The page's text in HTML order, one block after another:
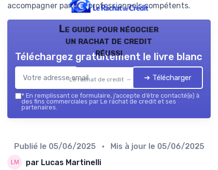
accompagner par des professionnels compétents.
Le guide pour négocier
un rachat de credit
réussi
Le rachat de credit — 2026
Téléchargez gratuitement le livre blanc
➔ Télécharger
* En remplissant ce formulaire, j’accepte d’être contacté(e) à
des fins commerciales par Le rachat de credit et ses
partenaires.
Publié le 05/06/2025 • Mis à jour le 05/06/2025
par Lucas Martinelli